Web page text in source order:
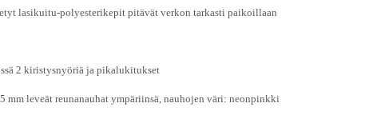
lasikuitu-polyesterikepit pitävät verkon tarkasti paikoillaan
2 kiristysnyöriä ja pikalukitukset
mm leveät reunanauhat ympäriinsä, nauhojen väri: neonpinkki